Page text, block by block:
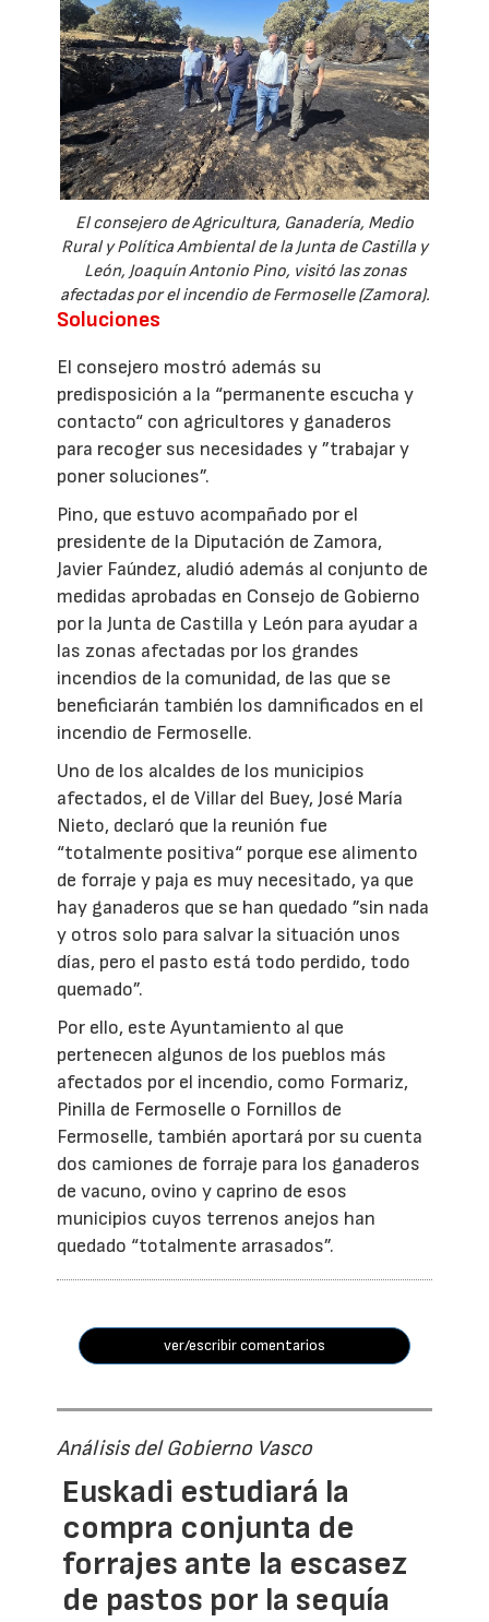
El consejero de Agricultura, Ganadería, Medio
Rural y Política Ambiental de la Junta de Castilla y
León, Joaquín Antonio Pino, visitó las zonas
afectadas por el incendio de Fermoselle (Zamora).
Soluciones
El consejero mostró además su
predisposición a la “permanente escucha y
contacto“ con agricultores y ganaderos
para recoger sus necesidades y ”trabajar y
poner soluciones”.
Pino, que estuvo acompañado por el
presidente de la Diputación de Zamora,
Javier Faúndez, aludió además al conjunto de
medidas aprobadas en Consejo de Gobierno
por la Junta de Castilla y León para ayudar a
las zonas afectadas por los grandes
incendios de la comunidad, de las que se
beneficiarán también los damnificados en el
incendio de Fermoselle.
Uno de los alcaldes de los municipios
afectados, el de Villar del Buey, José María
Nieto, declaró que la reunión fue
“totalmente positiva“ porque ese alimento
de forraje y paja es muy necesitado, ya que
hay ganaderos que se han quedado ”sin nada
y otros solo para salvar la situación unos
días, pero el pasto está todo perdido, todo
quemado”.
Por ello, este Ayuntamiento al que
pertenecen algunos de los pueblos más
afectados por el incendio, como Formariz,
Pinilla de Fermoselle o Fornillos de
Fermoselle, también aportará por su cuenta
dos camiones de forraje para los ganaderos
de vacuno, ovino y caprino de esos
municipios cuyos terrenos anejos han
quedado “totalmente arrasados”.
ver/escribir comentarios
Análisis del Gobierno Vasco
Euskadi estudiará la
compra conjunta de
forrajes ante la escasez
de pastos por la sequía